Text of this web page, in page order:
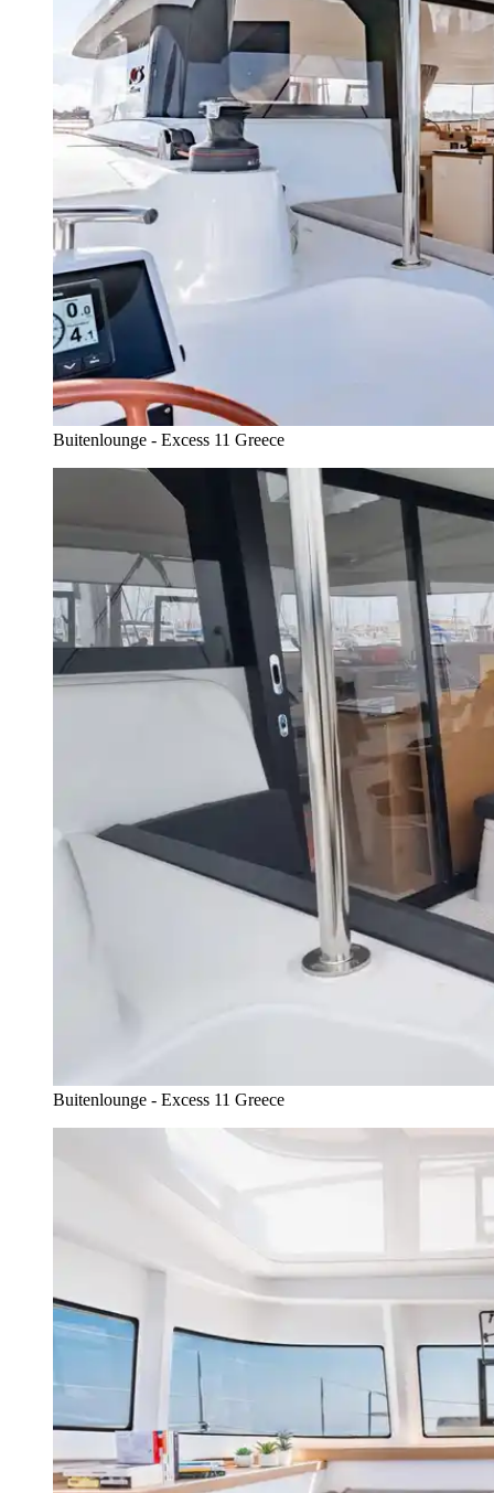
Buitenlounge - Excess 11 Greece
Buitenlounge - Excess 11 Greece